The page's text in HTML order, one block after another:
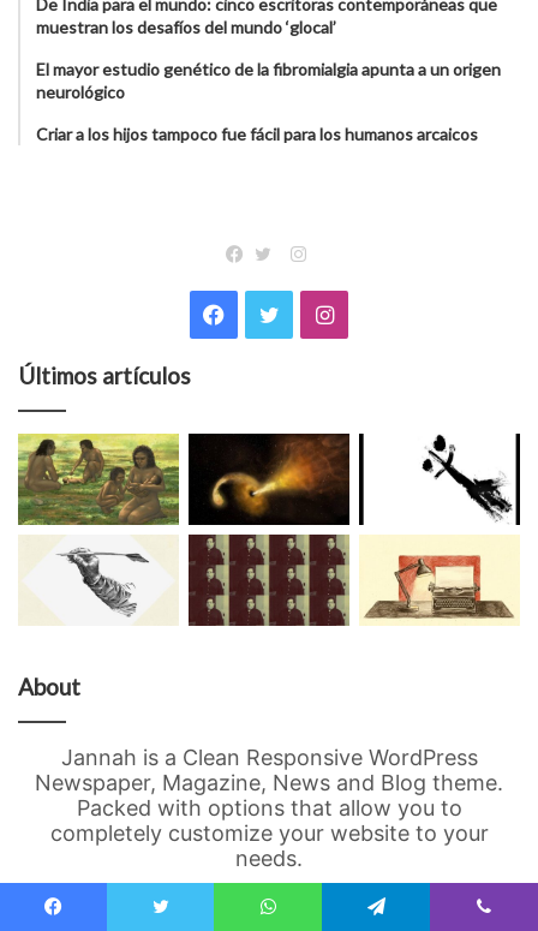
De India para el mundo: cinco escritoras contemporáneas que
muestran los desafíos del mundo ‘glocal’
El mayor estudio genético de la fibromialgia apunta a un origen
neurológico
Criar a los hijos tampoco fue fácil para los humanos arcaicos
Instagram
Facebook
TwitterInstagram
Últimos artículos
About
Jannah is a Clean Responsive WordPress
Newspaper, Magazine, News and Blog theme.
Packed with options that allow you to
completely customize your website to your
needs.
Newsletter